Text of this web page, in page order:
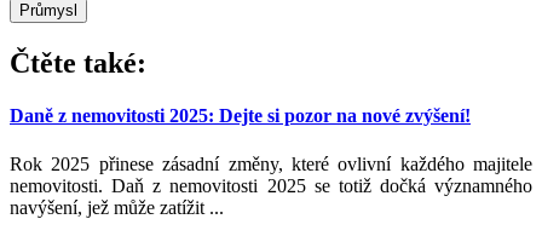
Průmysl
Čtěte také:
Daně z nemovitosti 2025: Dejte si pozor na nové zvýšení!
Rok 2025 přinese zásadní změny, které ovlivní každého majitele
nemovitosti. Daň z nemovitosti 2025 se totiž dočká významného
navýšení, jež může zatížit ...